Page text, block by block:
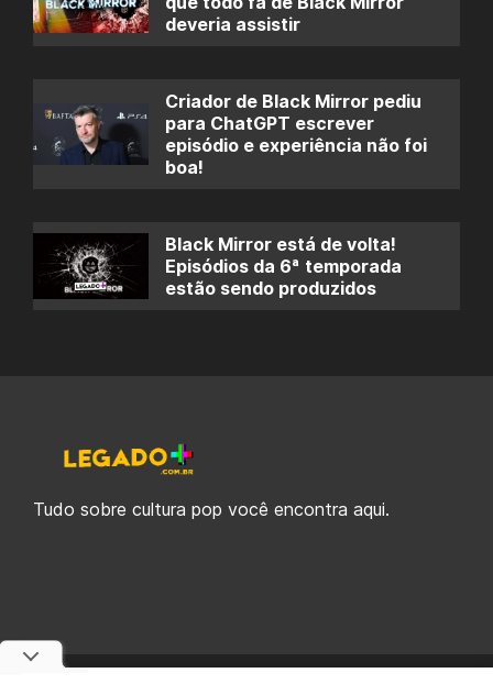
deveria assistir
Criador de Black Mirror pediu
para ChatGPT escrever
episódio e experiência não foi
boa!
Black Mirror está de volta!
Episódios da 6ª temporada
estão sendo produzidos
Tudo sobre cultura pop você encontra aqui.